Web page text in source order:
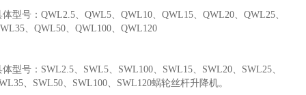
体型号：QWL2.5、QWL5、QWL10、QWL15、QWL20、QWL25、
、QWL50、QWL100、QWL120
体型号：SWL2.5、SWL5、SWL100、SWL15、SWL20、SWL25、
、SWL50、SWL100、SWL120蜗轮丝杆升降机。